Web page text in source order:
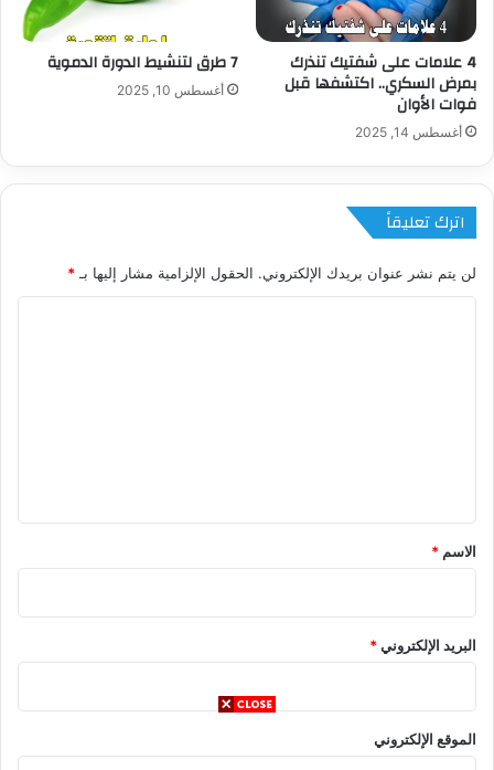
4 علامات على شفتيك تنذرك
بمرض السكري.. اكتشفها قبل
فوات الأوان
أغسطس 14, 2025
7 طرق لتنشيط الدورة الدموية
أغسطس 10, 2025
اترك تعليقاً
لن يتم نشر عنوان بريدك الإلكتروني. الحقول الإلزامية مشار إليها بـ *
*
الاسم *
البريد الإلكتروني*
الموقع الإلكتروني